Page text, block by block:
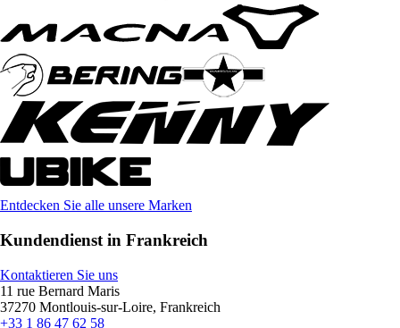
Entdecken Sie alle unsere Marken
Kundendienst in Frankreich
Kontaktieren Sie uns
11 rue Bernard Maris
37270 Montlouis-sur-Loire, Frankreich
+33 1 86 47 62 58